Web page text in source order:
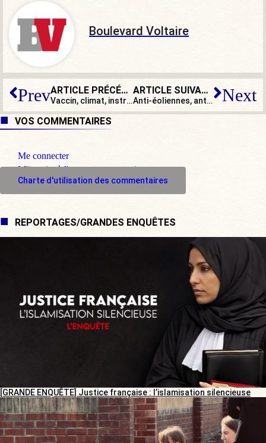
Boulevard Voltaire
Prev ARTICLE PRÉCÉDENT
Vaccin, climat, instruction : mais jusqu’où iront-ils ?
ARTICLE SUIVANT
Anti-éoliennes, antivax : des menaces et bientôt des sanctions ? Next
VOS COMMENTAIRES
Me connecter
M'inscrire à l'espace commentaire
Charte d'utilisation des commentaires
REPORTAGES/GRANDES ENQUÊTES
[GRANDE ENQUÊTE] Justice française : l’islamisation silencieuse